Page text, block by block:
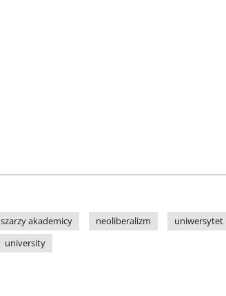
szarzy akademicy neoliberalizm uniwersytet
university